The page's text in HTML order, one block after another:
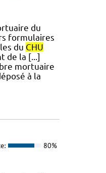
du
formulaires
du CHU
de la [...]
mortuaire
à la
80%